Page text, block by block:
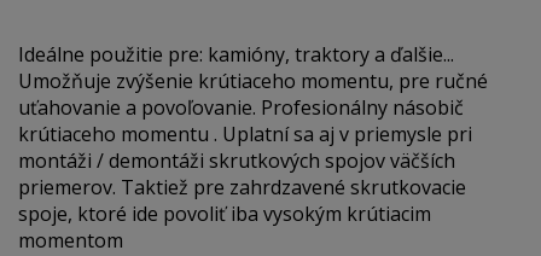
Ideálne použitie pre: kamióny, traktory a ďalšie...
Umožňuje zvýšenie krútiaceho momentu, pre ručné
uťahovanie a povoľovanie. Profesionálny násobič
krútiaceho momentu . Uplatní sa aj v priemysle pri
montáži / demontáži skrutkových spojov väčších
priemerov. Taktiež pre zahrdzavené skrutkovacie
spoje, ktoré ide povoliť iba vysokým krútiacim
momentom